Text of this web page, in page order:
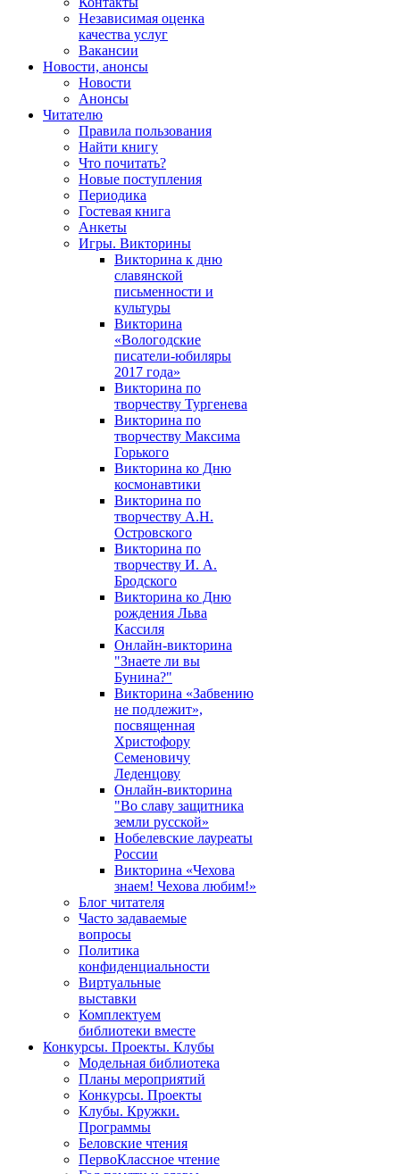
Независимая оценка
качества услуг
Вакансии
Новости, анонсы
Новости
Анонсы
Читателю
Правила пользования
Найти книгу
Что почитать?
Новые поступления
Периодика
Гостевая книга
Анкеты
Игры. Викторины
Викторина к дню
славянской
письменности и
культуры
Викторина
«Вологодские
писатели-юбиляры
2017 года»
Викторина по
творчеству Тургенева
Викторина по
творчеству Максима
Горького
Викторина ко Дню
космонавтики
Викторина по
творчеству А.Н.
Островского
Викторина по
творчеству И. А.
Бродского
Викторина ко Дню
рождения Льва
Кассиля
Онлайн-викторина
"Знаете ли вы
Бунина?"
Викторина «Забвению
не подлежит»,
посвященная
Христофору
Семеновичу
Леденцову
Онлайн-викторина
"Во славу защитника
земли русской»
Нобелевские лауреаты
России
Викторина «Чехова
знаем! Чехова любим!»
Блог читателя
Часто задаваемые
вопросы
Политика
конфиденциальности
Виртуальные
выставки
Комплектуем
библиотеки вместе
Конкурсы. Проекты. Клубы
Модельная библиотека
Планы мероприятий
Конкурсы. Проекты
Клубы. Кружки.
Программы
Беловские чтения
ПервоКлассное чтение